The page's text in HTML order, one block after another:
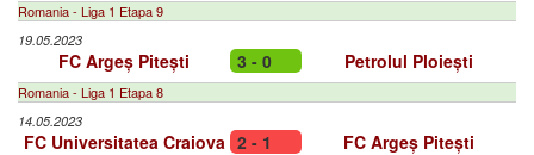
Romania - Liga 1 Etapa 9
19.05.2023
FC Argeș Pitești 3 - 0 Petrolul Ploiești
Romania - Liga 1 Etapa 8
14.05.2023
FC Universitatea Craiova 2 - 1 FC Argeș Pitești